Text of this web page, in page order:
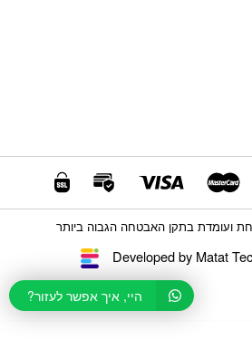
Developed by Matat
ועומדת בתקן האבטחה הגבוה ביותר
היי, איך אפשר לעזור?